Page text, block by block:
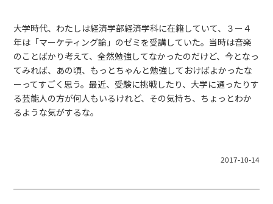
大学時代、わたしは経済学部経済学科に在籍していて、３ー４
年は「マーケティング論」のゼミを受講していた。当時は音楽
のことばかり考えて、全然勉強してなかったのだけど、今となっ
てみれば、あの頃、もっとちゃんと勉強しておけばよかったな
ーってすごく思う。最近、受験に挑戦したり、大学に通ったりす
る芸能人の方が何人もいるけれど、その気持ち、ちょっとわか
るような気がするな。
2017-10-14